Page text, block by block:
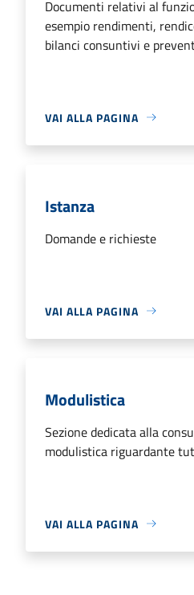
Documenti relativi al
esempio rendimenti,
bilanci consuntivi e
VAI ALLA PAGINA
Istanza
Domande e richieste
VAI ALLA PAGINA
Modulistica
Sezione dedicata alla
modulistica riguardante
VAI ALLA PAGINA